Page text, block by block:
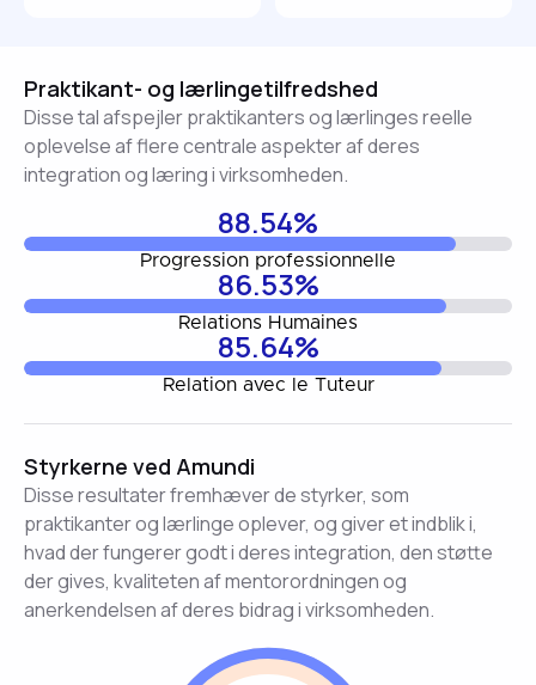
Praktikant- og lærlingetilfredshed
Disse tal afspejler praktikanters og lærlinges reelle
oplevelse af flere centrale aspekter af deres
integration og læring i virksomheden.
88.54%
Progression professionnelle
86.53%
Relations Humaines
85.64%
Relation avec le Tuteur
Styrkerne ved Amundi
Disse resultater fremhæver de styrker, som
praktikanter og lærlinge oplever, og giver et indblik i,
hvad der fungerer godt i deres integration, den støtte
der gives, kvaliteten af mentorordningen og
anerkendelsen af deres bidrag i virksomheden.